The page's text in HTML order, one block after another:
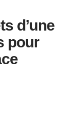
d’une
pour